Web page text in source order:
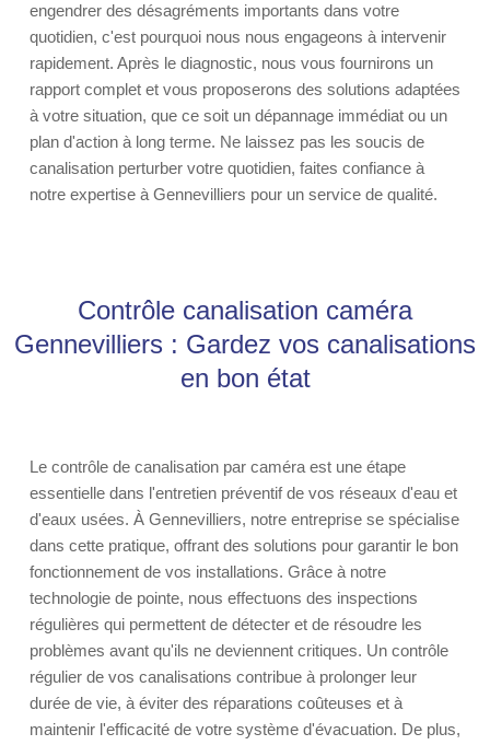
engendrer des désagréments importants dans votre
quotidien, c'est pourquoi nous nous engageons à intervenir
rapidement. Après le diagnostic, nous vous fournirons un
rapport complet et vous proposerons des solutions adaptées
à votre situation, que ce soit un dépannage immédiat ou un
plan d'action à long terme. Ne laissez pas les soucis de
canalisation perturber votre quotidien, faites confiance à
notre expertise à Gennevilliers pour un service de qualité.
Contrôle canalisation caméra
Gennevilliers : Gardez vos canalisations
en bon état
Le contrôle de canalisation par caméra est une étape
essentielle dans l'entretien préventif de vos réseaux d'eau et
d'eaux usées. À Gennevilliers, notre entreprise se spécialise
dans cette pratique, offrant des solutions pour garantir le bon
fonctionnement de vos installations. Grâce à notre
technologie de pointe, nous effectuons des inspections
régulières qui permettent de détecter et de résoudre les
problèmes avant qu'ils ne deviennent critiques. Un contrôle
régulier de vos canalisations contribue à prolonger leur
durée de vie, à éviter des réparations coûteuses et à
maintenir l'efficacité de votre système d'évacuation. De plus,